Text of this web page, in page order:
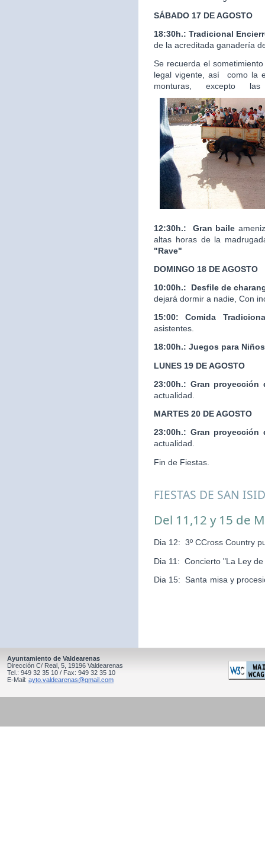
SÁBADO 17 DE AGOSTO
18:30h.: Tradicional
de la acreditada ganadería
Se recuerda el
legal vigente, así como la
monturas, excepto
12:30h.: Gran baile
altas horas de la
"Rave"
DOMINGO 18 DE AGOSTO
10:00h.:
Desfile de
dejará dormir a nadie, Con
15:00: Comida
asistentes.
18:00h.: Juegos para Niños
LUNES 19 DE AGOSTO
23:00h.: Gran proyección
actualidad.
MARTES 20 DE AGOSTO
23:00h.: Gran proyección
actualidad.
Fin de Fiestas.
FIESTAS DE SAN
Del 11,12 y 15 de
Dia 12: 3º CCross Country
Dia 11: Concierto "La Ley
Dia 15: Santa misa y
Ayuntamiento de Valdearenas
Dirección C/ Real, 5, 19196 Valdearenas
Tel.: 949 32 35 10 / Fax: 949 32 35 10
E-Mail: ayto.valdearenas@gmail.com